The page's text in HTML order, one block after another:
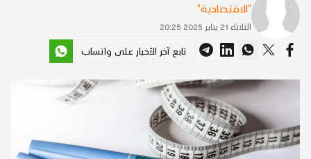
"الاقتصادية"
الثلاثاء 21 يناير 2025 20:25
تابع آخر الأخبار على واتساب